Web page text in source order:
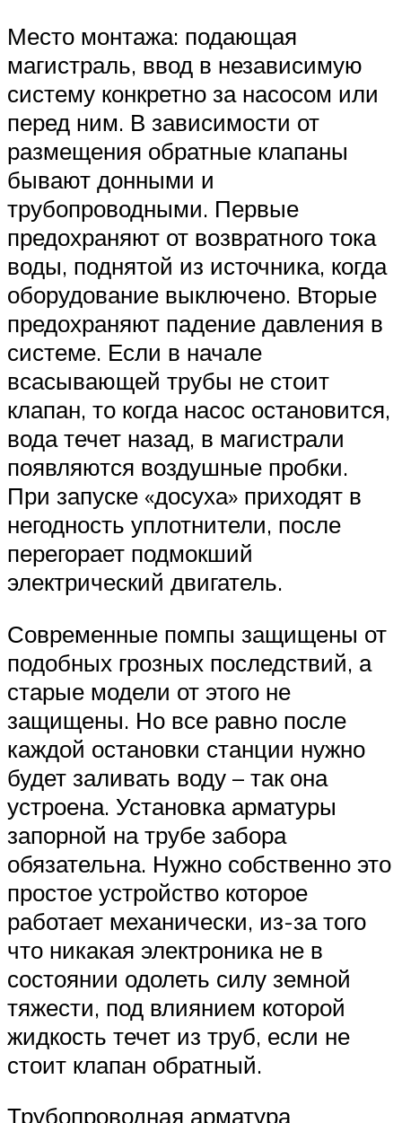
Место монтажа: подающая
магистраль, ввод в независимую
систему конкретно за насосом или
перед ним. В зависимости от
размещения обратные клапаны
бывают донными и
трубопроводными. Первые
предохраняют от возвратного тока
воды, поднятой из источника, когда
оборудование выключено. Вторые
предохраняют падение давления в
системе. Если в начале
всасывающей трубы не стоит
клапан, то когда насос остановится,
вода течет назад, в магистрали
появляются воздушные пробки.
При запуске «досуха» приходят в
негодность уплотнители, после
перегорает подмокший
электрический двигатель.
Современные помпы защищены от
подобных грозных последствий, а
старые модели от этого не
защищены. Но все равно после
каждой остановки станции нужно
будет заливать воду – так она
устроена. Установка арматуры
запорной на трубе забора
обязательна. Нужно собственно это
простое устройство которое
работает механически, из-за того
что никакая электроника не в
состоянии одолеть силу земной
тяжести, под влиянием которой
жидкость течет из труб, если не
стоит клапан обратный.
Трубопроводная арматура